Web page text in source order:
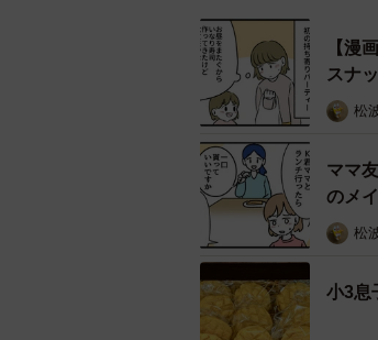
他
ところが会場に着い
のスナック菓子や駄
軽で子どもが好きな
たのです。
【漫
スナ
松
ママ
のメ
松
小3息